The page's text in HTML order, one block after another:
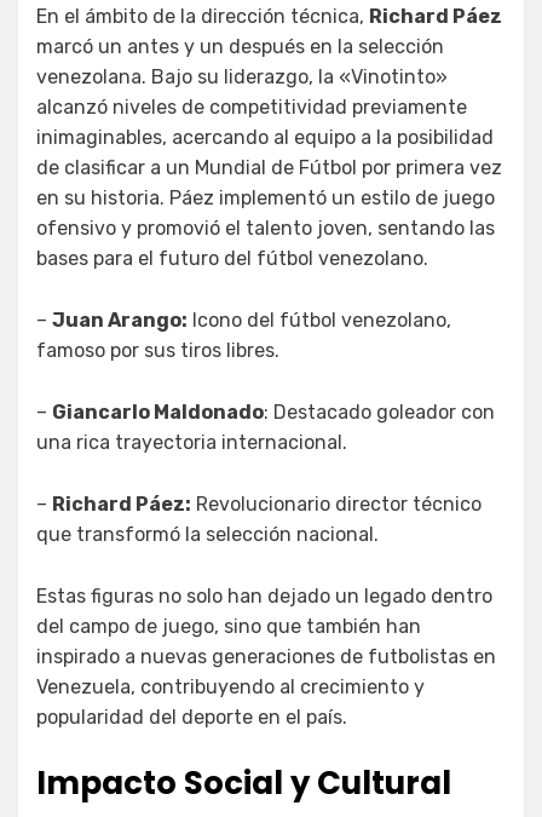
En el ámbito de la dirección técnica, Richard Páez
marcó un antes y un después en la selección
venezolana. Bajo su liderazgo, la «Vinotinto»
alcanzó niveles de competitividad previamente
inimaginables, acercando al equipo a la posibilidad
de clasificar a un Mundial de Fútbol por primera vez
en su historia. Páez implementó un estilo de juego
ofensivo y promovió el talento joven, sentando las
bases para el futuro del fútbol venezolano.
– Juan Arango: Icono del fútbol venezolano,
famoso por sus tiros libres.
– Giancarlo Maldonado: Destacado goleador con
una rica trayectoria internacional.
– Richard Páez: Revolucionario director técnico
que transformó la selección nacional.
Estas figuras no solo han dejado un legado dentro
del campo de juego, sino que también han
inspirado a nuevas generaciones de futbolistas en
Venezuela, contribuyendo al crecimiento y
popularidad del deporte en el país.
Impacto Social y Cultural